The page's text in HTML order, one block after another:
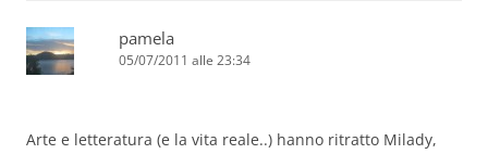
pamela
05/07/2011 alle 23:34
Arte e letteratura (e la vita reale..) hanno ritratto Milady,